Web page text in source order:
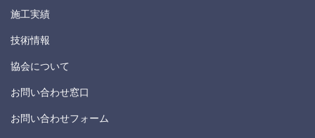
施工実績
技術情報
協会について
お問い合わせ窓口
お問い合わせフォーム